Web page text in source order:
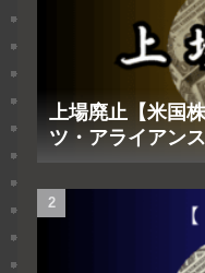
上場廃止【米国
ツ・アライアン